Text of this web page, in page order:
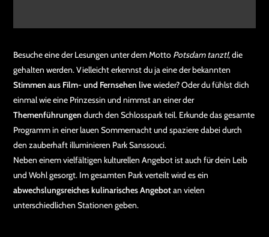
Besuche eine der Lesungen unter dem Motto Potsdam tanzt!, die
gehalten werden. Vielleicht erkennst du ja eine der bekannten
Stimmen aus Film- und Fernsehen livewieder? Oder du fühlst dich
einmal wie eine Prinzessin und nimmst an einer der
Themenführungen durch den Schlosspark teil. Erkunde das gesamte
Programm in einer lauen Sommernacht und spaziere dabei durch
den zauberhaft illuminieren Park Sanssouci.
Neben einem vielfältigen kulturellen Angebot ist auch für dein Leib
und Wohl gesorgt. Im gesamten Park verteilt wird es ein
abwechslungsreiches kulinarisches Angebotan vielen
unterschiedlichen Stationen geben.